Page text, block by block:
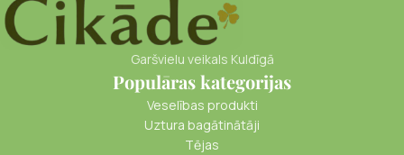
Garšvielu veikals Kuldīgā
Populāras kategorijas
Veselības produkti
Uztura bagātinātāji
Tējas